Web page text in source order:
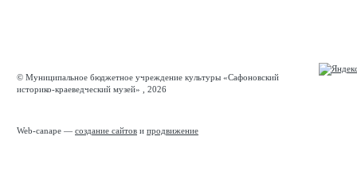
© Муниципальное бюджетное учреждение культуры «Сафоновский
историко-краеведческий музей» , 2026
Web-canape — создание сайтов и продвижение